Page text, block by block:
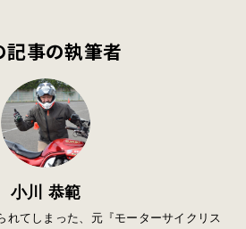
記事の執筆者
小川 恭範
れてしまった、元『モーターサイクリス